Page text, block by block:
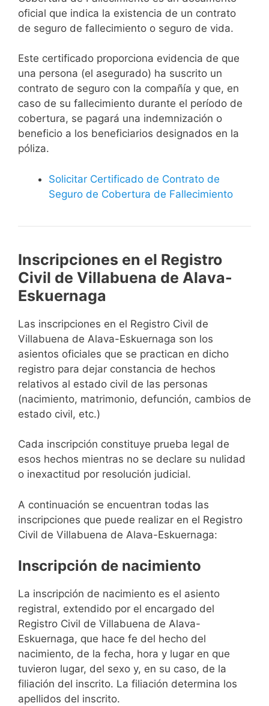
oficial que indica la existencia de un contrato
de seguro de fallecimiento o seguro de vida.
Este certificado proporciona evidencia de que
una persona (el asegurado) ha suscrito un
contrato de seguro con la compañía y que, en
caso de su fallecimiento durante el período de
cobertura, se pagará una indemnización o
beneficio a los beneficiarios designados en la
póliza.
Solicitar Certificado de Contrato de
Seguro de Cobertura de Fallecimiento
Inscripciones en el Registro
Civil de Villabuena de Alava-
Eskuernaga
Las inscripciones en el Registro Civil de
Villabuena de Alava-Eskuernaga son los
asientos oficiales que se practican en dicho
registro para dejar constancia de hechos
relativos al estado civil de las personas
(nacimiento, matrimonio, defunción, cambios de
estado civil, etc.)
Cada inscripción constituye prueba legal de
esos hechos mientras no se declare su nulidad
o inexactitud por resolución judicial.
A continuación se encuentran todas las
inscripciones que puede realizar en el Registro
Civil de Villabuena de Alava-Eskuernaga:
Inscripción de nacimiento
La inscripción de nacimiento es el asiento
registral, extendido por el encargado del
Registro Civil de Villabuena de Alava-
Eskuernaga, que hace fe del hecho del
nacimiento, de la fecha, hora y lugar en que
tuvieron lugar, del sexo y, en su caso, de la
filiación del inscrito. La filiación determina los
apellidos del inscrito.